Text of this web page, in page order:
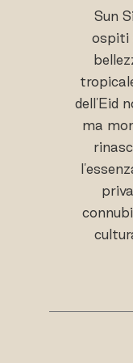
Sun
ospiti
dell'Eid
ma